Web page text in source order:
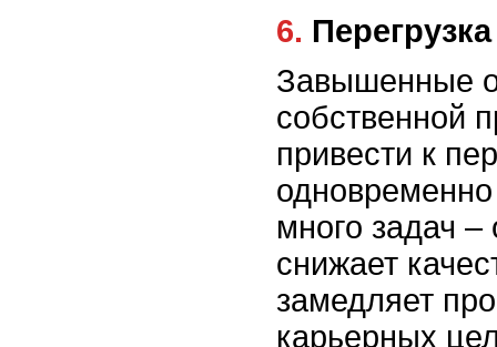
6.
Завышенные
собственной
привести к
много задач
снижает
замедляет
карьерных